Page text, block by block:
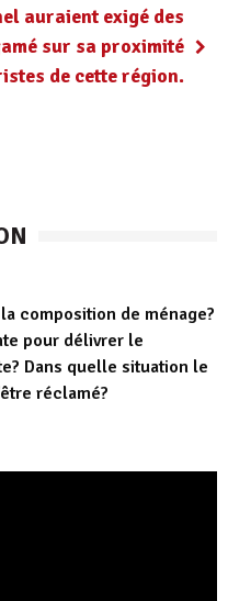
auraient exigé des
sur sa proximité
de cette région.
composition de ménage?
pour délivrer le
Dans quelle situation le
réclamé?